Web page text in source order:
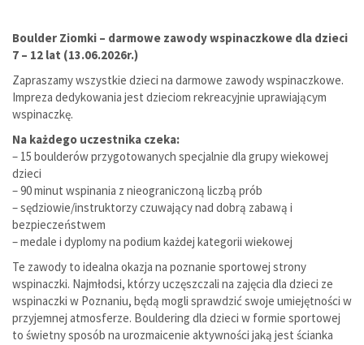
Boulder Ziomki – darmowe zawody wspinaczkowe dla dzieci
7 – 12 lat (13.06.2026r.)
Zapraszamy wszystkie dzieci na darmowe zawody wspinaczkowe.
Impreza dedykowania jest dzieciom rekreacyjnie uprawiającym
wspinaczkę.
Na każdego uczestnika czeka:
– 15 boulderów przygotowanych specjalnie dla grupy wiekowej
dzieci
– 90 minut wspinania z nieograniczoną liczbą prób
– sędziowie/instruktorzy czuwający nad dobrą zabawą i
bezpieczeństwem
– medale i dyplomy na podium każdej kategorii wiekowej
Te zawody to idealna okazja na poznanie sportowej strony
wspinaczki. Najmłodsi, którzy uczęszczali na zajęcia dla dzieci ze
wspinaczki w Poznaniu, będą mogli sprawdzić swoje umiejętności w
przyjemnej atmosferze. Bouldering dla dzieci w formie sportowej
to świetny sposób na urozmaicenie aktywności jaką jest ścianka